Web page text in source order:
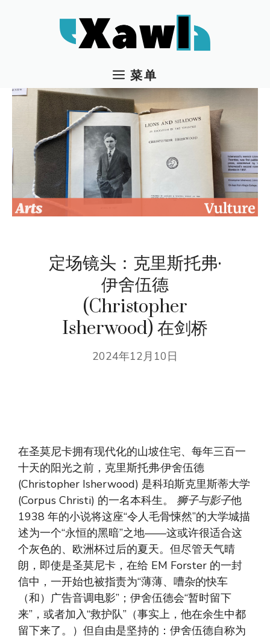
菜单
定场镜头：克里斯托弗·
伊舍伍德
(Christopher
Isherwood) 在剑桥
2024年12月10日
在圣莫尼卡拥有现代化的山坡住宅、每年三百一
十天的阳光之前，克里斯托弗·伊舍伍德
(Christopher Isherwood) 是科珀斯克里斯蒂大学
(Corpus Christi) 的一名本科生。 狮子与影子他
1938 年的小说将这座“令人毛骨悚然”的大学城描
述为一个“永恒的黑暗”之地——这或许很适合这
个灰色的、欧洲杯过后的夏天。但尽管天气晴
朗，即使是圣莫尼卡，在给 EM Forster 的一封
信中，一开始也被指责为“薄薄、嘈杂的快车
（和）广告音调电影”；伊舍伍德会“暂时留下
来”，或者加入“救护队”（事实上，他在余生中都
留下来了。）但自由是坚持的：伊舍伍德自称为